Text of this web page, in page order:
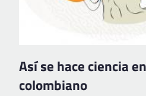
Así se hace ciencia
colombiano